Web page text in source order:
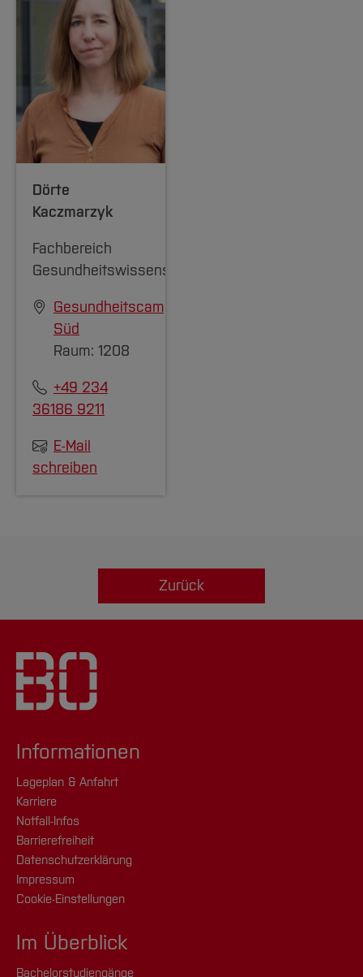
Dörte
Kaczmarzyk
Fachbereich
Gesundheitswissenschaften
Gesundheitscampus
Süd
Raum: 1208
+49 234
36186 9211
E-Mail
schreiben
Zurück
Informationen
Lageplan & Anfahrt
Karriere
Notfall-Infos
Barrierefreiheit
Datenschutzerklärung
Impressum
Cookie-Einstellungen
Im Überblick
Bachelorstudiengänge